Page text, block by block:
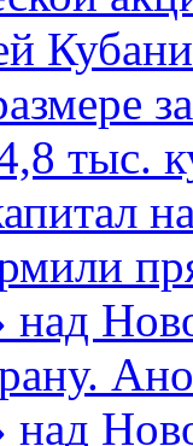
тыс.
над
над